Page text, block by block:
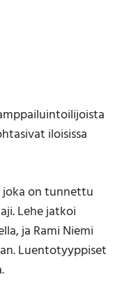
iloisissa
joka on tunnettu
Lehe jatkoi
ja Rami Niemi
Luentotyyppiset